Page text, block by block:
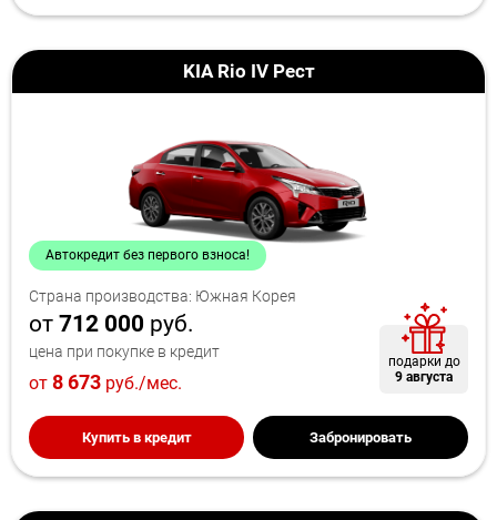
KIA Rio IV Рест
Автокредит без первого взноса!
Страна производства: Южная Корея
от 712 000 руб.
цена при покупке в кредит
от 8 673 руб./мес.
подарки до
9 августа
Купить в кредит Забронировать